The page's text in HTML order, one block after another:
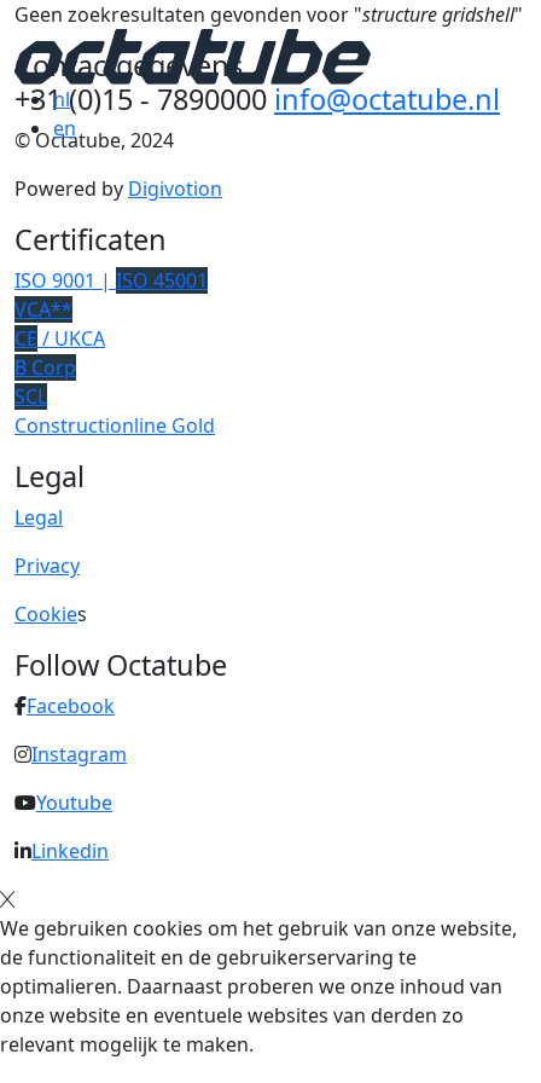
nl
en
Geen zoekresultaten gevonden voor "structure gridshell"
Contactgegevens
+31 (0)15 - 7890000 info@octatube.nl
© Octatube, 2024
Powered by Digivotion
Certificaten
ISO 9001 | ISO 45001
VCA**
CE / UKCA
B Corp
SCL
Constructionline Gold
Legal
Legal
Privacy
Cookies
Follow Octatube
Facebook
Instagram
Youtube
Linkedin
We gebruiken cookies om het gebruik van onze website,
de functionaliteit en de gebruikerservaring te
optimalieren. Daarnaast proberen we onze inhoud van
onze website en eventuele websites van derden zo
relevant mogelijk te maken.